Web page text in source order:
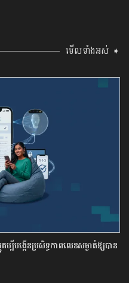
មើលទាំងអស់ ➧
បីបង្កើនប្រសិទ្ធភាពលេខសម្ងាត់ឱ្យបាន